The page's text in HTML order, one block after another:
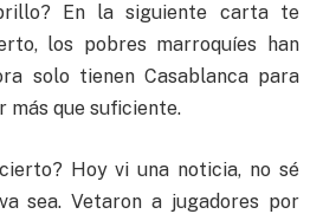
En la siguiente carta te
los pobres marroquíes han
solo tienen Casablanca para
más que suficiente.
Hoy vi una noticia, no sé
sea. Vetaron a jugadores por